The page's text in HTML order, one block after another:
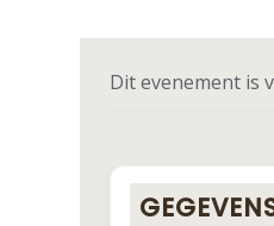
Dit evenement is